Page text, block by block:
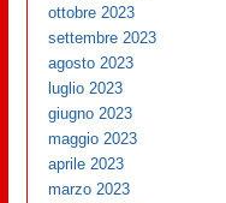
ottobre 2023
settembre 2023
agosto 2023
luglio 2023
giugno 2023
maggio 2023
aprile 2023
marzo 2023